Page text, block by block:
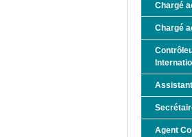
Chargé
Chargé
Agent